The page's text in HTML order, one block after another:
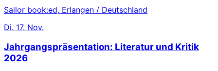
Sailor book:ed, Erlangen / Deutschland
Di. 17. Nov.
Jahrgangspräsentation: Literatur und Kritik
2026